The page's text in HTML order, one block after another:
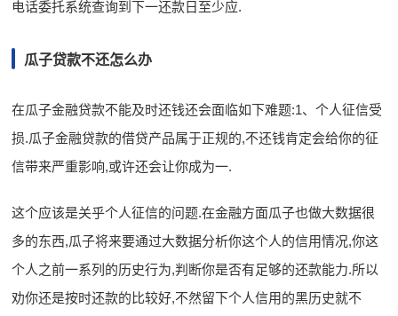
电话委托系统查询到下一还款日至少应.
瓜子贷款不还怎么办
在瓜子金融贷款不能及时还钱还会面临如下难题:1、个人征信受
损.瓜子金融贷款的借贷产品属于正规的,不还钱肯定会给你的征
信带来严重影响,或许还会让你成为一.
这个应该是关乎个人征信的问题.在金融方面瓜子也做大数据很
多的东西,瓜子将来要通过大数据分析你这个人的信用情况,你这
个人之前一系列的历史行为,判断你是否有足够的还款能力.所以
劝你还是按时还款的比较好,不然留下个人信用的黑历史就不